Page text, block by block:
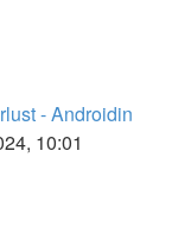
- Androidin
10:01